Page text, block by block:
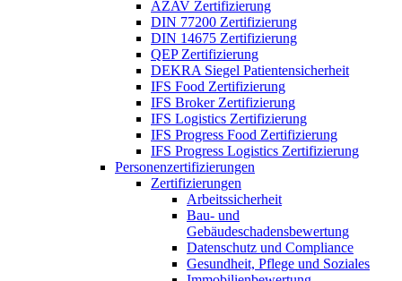
AZAV Zertifizierung
DIN 77200 Zertifizierung
DIN 14675 Zertifizierung
QEP Zertifizierung
DEKRA Siegel Patientensicherheit
IFS Food Zertifizierung
IFS Broker Zertifizierung
IFS Logistics Zertifizierung
IFS Progress Food Zertifizierung
IFS Progress Logistics Zertifizierung
Personenzertifizierungen
Zertifizierungen
Arbeitssicherheit
Bau- und
Gebäudeschadensbewertung
Datenschutz und Compliance
Gesundheit, Pflege und Soziales